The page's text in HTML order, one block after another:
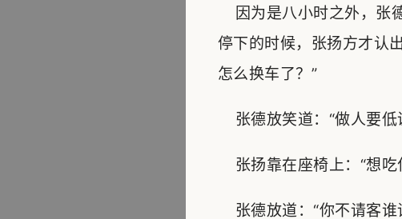
因为是八小时之外，张
停下的时候，张扬方才认
怎么换车了？”
张德放笑道：“做人要低
张扬靠在座椅上：“想吃
张德放道：“你不请客谁